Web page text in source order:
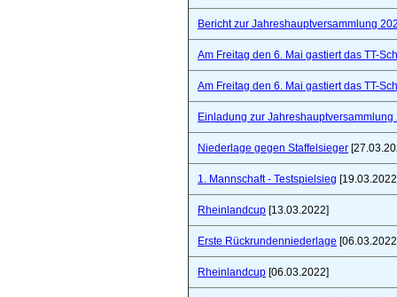
Bericht zur Jahreshauptversammlung
Am Freitag den 6. Mai gastiert das TT-
Am Freitag den 6. Mai gastiert das TT-
Einladung zur Jahreshauptversammlung
Niederlage gegen Staffelsieger
1. Mannschaft - Testspielsieg
Rheinlandcup [13.03.2022]
Erste Rückrundenniederlage
Rheinlandcup [06.03.2022]